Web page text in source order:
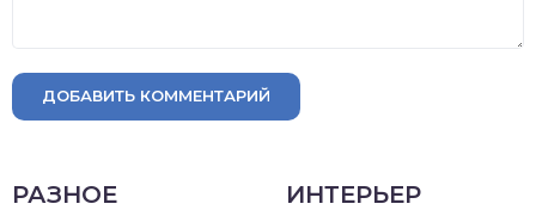
ДОБАВИТЬ КОММЕНТАРИЙ
РАЗНОЕ ИНТЕРЬЕР